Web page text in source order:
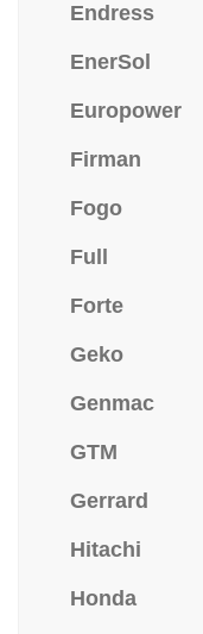
Endress
EnerSol
Europower
Firman
Fogo
Full
Forte
Geko
Genmac
GTM
Gerrard
Hitachi
Honda